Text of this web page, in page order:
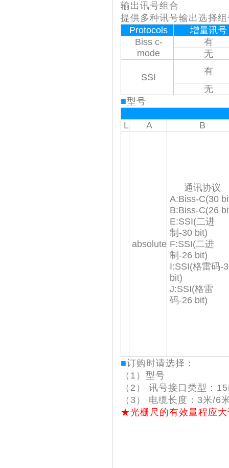
输出讯号组合
提供多种讯号输出选择
Protocols
增量讯号
Biss c-
mode
有
无
SSI
有
无
■型号
L A B
absolute
通讯协议
A:Biss-C(30
B:Biss-C(26
E:SSI(二进
制-30 bit)
F:SSI(二进
制-26 bit)
I:SSI(格雷码-
bit)
J:SSI(格雷
码-26 bit)
■订购时请选择：
（1）型号
（2） 讯号接口类型：
（3） 电缆长度：3米/
★光栅尺的有效量程应